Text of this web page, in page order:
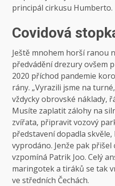
principál cirkusu Humberto.
Covidová
Ještě mnohem horší ranou
předvádění drezury ovšem
2020 příchod pandemie
rány. „Vyrazili jsme na
vždycky obrovské náklady,
Musíte zaplatit zálohy na
zvířata, připravit vozový
představení dopadla
vyprodáno. Jenže pak přišel
vzpomíná Patrik Joo. Celý
maringotek a tiráků se tak
ve středních Čechách.